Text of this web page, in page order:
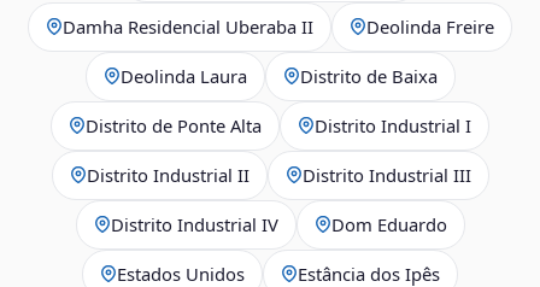
Damha Residencial Uberaba II Deolinda Freire
Deolinda Laura Distrito de Baixa
Distrito de Ponte Alta Distrito Industrial I
Distrito Industrial II Distrito Industrial III
Distrito Industrial IV Dom Eduardo
Estados Unidos Estância dos Ipês